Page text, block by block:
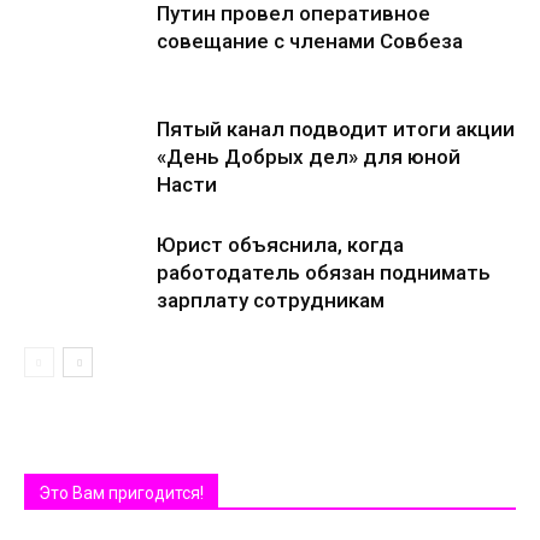
Путин провел оперативное
совещание с членами Совбеза
Пятый канал подводит итоги акции
«День Добрых дел» для юной
Насти
Юрист объяснила, когда
работодатель обязан поднимать
зарплату сотрудникам
Это Вам пригодится!